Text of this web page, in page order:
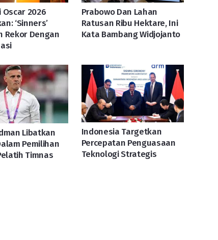
Oscar 2026
‘Sinners’
Rekor Dengan
Prabowo Dan Lahan
Ratusan Ribu Hektare, Ini
Kata Bambang Widjojanto
Libatkan
Pemilihan
Timnas
Indonesia Targetkan
Percepatan Penguasaan
Teknologi Strategis